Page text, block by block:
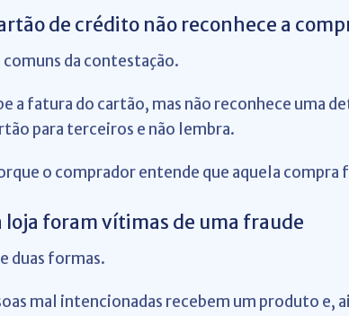
de crédito não reconhece a
comuns da contestação.
a fatura do cartão, mas não reconhece uma
para terceiros e não lembra.
o comprador entende que aquela compra
loja foram vítimas de uma fraude
duas formas.
mal intencionadas recebem um produto e,